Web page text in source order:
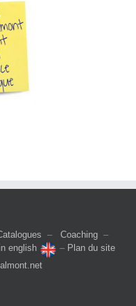
– Coaching–
english – Plan du site